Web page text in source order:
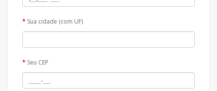
Sua cidade (com UF)
Seu CEP